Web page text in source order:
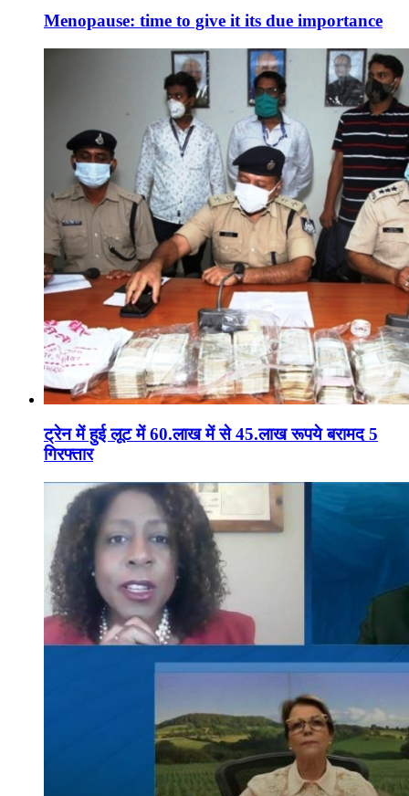
Menopause: time to give it its due importance
ट्रेन में हुई लूट में 60.लाख में से 45.लाख रूपये बरामद 5
गिरफ्तार